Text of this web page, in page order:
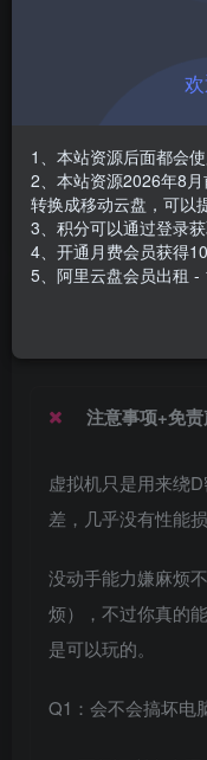
此内容为付费资源，请付
安装包大小
游戏本体大小
注意事项+免
虚拟机只是用来绕
差，几乎没有性能损
没动手能力嫌麻烦
烦），不过你真的
是可以玩的。
Q1：会不会搞坏电
1、本站资源后面都会
2、本站资源2026年8
转换成移动云盘，可以
3、积分可以通过登录
4、开通月费会员获得
5、阿里云盘会员出租